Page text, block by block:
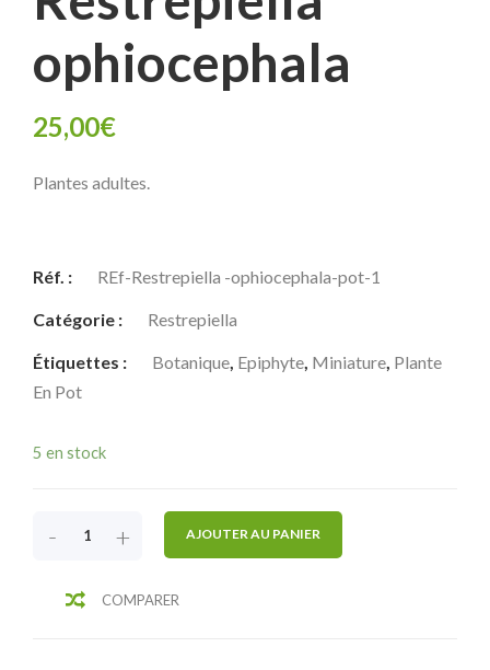
ophiocephala
25,00€
Plantes adultes.
Réf. : REf-Restrepiella -ophiocephala-pot-1
Catégorie : Restrepiella
Étiquettes : Botanique Epiphyte Miniature Plante
En Pot
5 en stock
- + AJOUTER AU PANIER
COMPARER